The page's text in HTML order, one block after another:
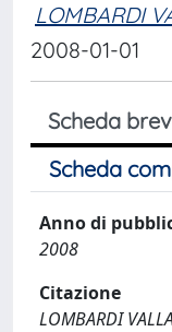
LOMBARDI
2008-01-01
Scheda
Scheda
Anno di
2008
Citazione
LOMBARDI